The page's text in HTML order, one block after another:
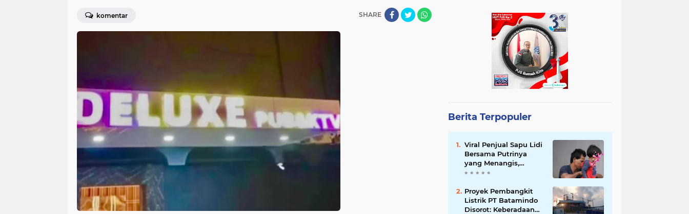
komentar SHARE
Berita Terpopuler
Viral Penjual Sapu Lidi
Bersama Putrinya
yang Menangis,
Tamparan Keras di
Korupsi
Proyek Pembangkit
Listrik PT Batamindo
Disorot: Keberadaan